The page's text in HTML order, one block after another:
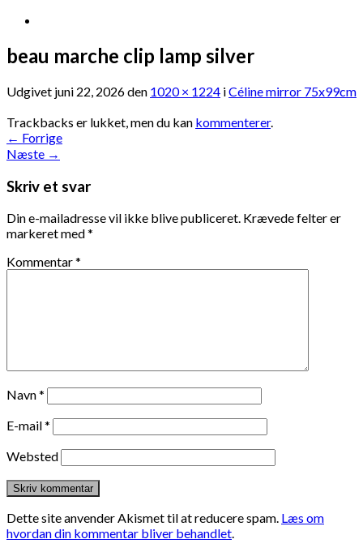
beau marche clip lamp silver
Udgivet juni 22, 2026den 1020 × 1224 iCéline mirror 75x99cm
Trackbacks er lukket, men du kan kommenterer.
← Forrige
Næste →
Skriv et svar
Din e-mailadresse vil ikke blive publiceret. Krævede felter er
markeret med*
Kommentar*
Navn*
E-mail*
Websted
Dette site anvender Akismet til at reducere spam. Læs om
hvordan din kommentar bliver behandlet.